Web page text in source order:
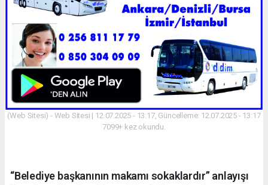
(Web Sitesi) - Web Sitesi | 12.07.2025 - 13:17, Güncelleme: 12.07.2025 - 13:17
7099+ kez okundu.
“Belediye başkanının makamı sokaklardır” anlayışı